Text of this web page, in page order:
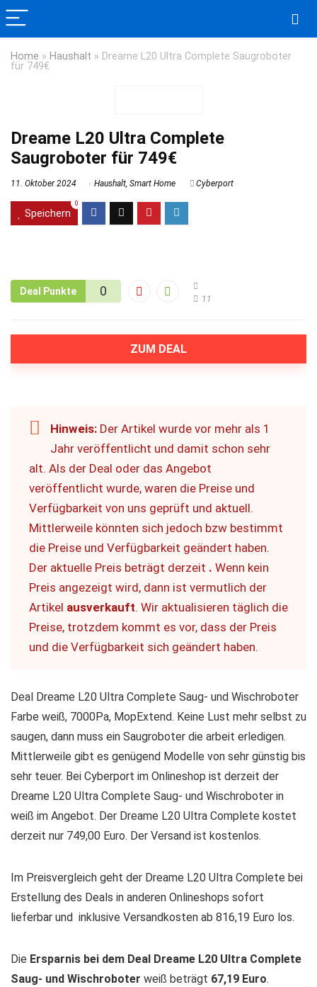
Home » Haushalt » Dreame L20 Ultra Complete Saugroboter
für 749€
Dreame L20 Ultra Complete
Saugroboter für 749€
11. Oktober 2024 Haushalt, Smart Home Cyberport
Speichern
0
Deal Punkte 0
11
ZUM DEAL
Hinweis: Der Artikel wurde vor mehr als 1
Jahr veröffentlicht und damit schon sehr
alt. Als der Deal oder das Angebot
veröffentlicht wurde, waren die Preise und
Verfügbarkeit von uns geprüft und aktuell.
Mittlerweile könnten sich jedoch bzw bestimmt
die Preise und Verfügbarkeit geändert haben.
Der aktuelle Preis beträgt derzeit . Wenn kein
Preis angezeigt wird, dann ist vermutlich der
Artikel ausverkauft. Wir aktualisieren täglich die
Preise, trotzdem kommt es vor, dass der Preis
und die Verfügbarkeit sich geändert haben.
Deal Dreame L20 Ultra Complete Saug- und Wischroboter
Farbe weiß, 7000Pa, MopExtend. Keine Lust mehr selbst zu
saugen, dann muss ein Saugroboter die arbeit erledigen.
Mittlerweile gibt es genügend Modelle von sehr günstig bis
sehr teuer. Bei Cyberport im Onlineshop ist derzeit der
Dreame L20 Ultra Complete Saug- und Wischroboter in
weiß im Angebot. Der Dreame L20 Ultra Complete kostet
derzeit nur 749,00 Euro. Der Versand ist kostenlos.
Im Preisvergleich geht der Dreame L20 Ultra Complete bei
Erstellung des Deals in anderen Onlineshops sofort
lieferbar und inklusive Versandkosten ab 816,19 Euro los.
Die Ersparnis bei dem Deal Dreame L20 Ultra Complete
Saug- und Wischroboter weiß beträgt 67,19 Euro.